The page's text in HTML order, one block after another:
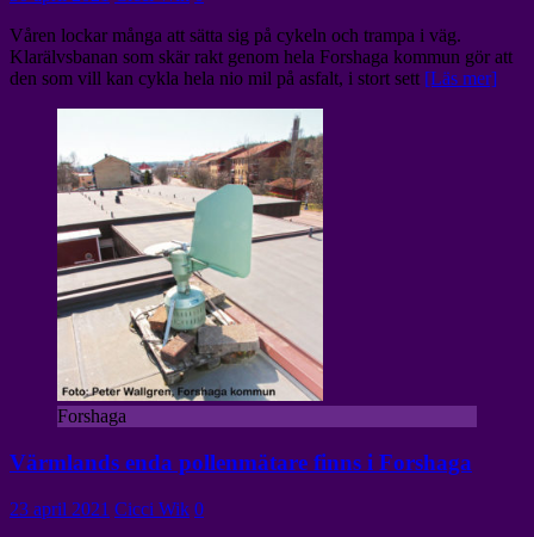
Våren lockar många att sätta sig på cykeln och trampa i väg.
Klarälvsbanan som skär rakt genom hela Forshaga kommun gör att
den som vill kan cykla hela nio mil på asfalt, i stort sett [Läs mer]
Forshaga
Värmlands enda pollenmätare finns i Forshaga
23 april 2021 Cicci Wik 0